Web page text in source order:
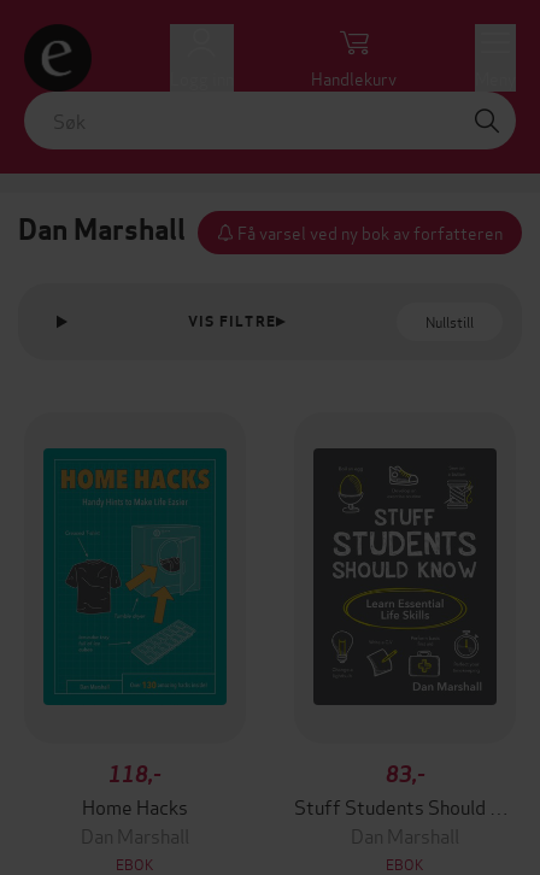
Handlekurv
Dan Marshall Få varsel ved ny bok av forfatteren
VIS FILTRE Nullstill
118,-
Home Hacks
Dan Marshall
EBOK
83,-
Dan Marshall
EBOK